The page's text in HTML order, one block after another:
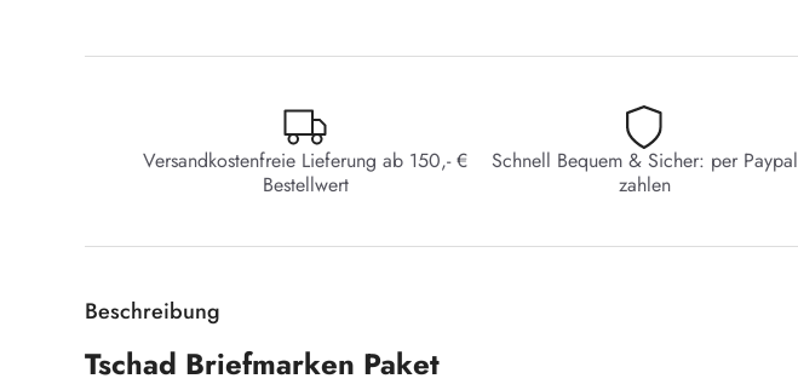
Versandkostenfreie Lieferung ab 150,- €
Bestellwert
Schnell Bequem & Sicher: per Paypal
zahlen
Beschreibung
Tschad Briefmarken Paket